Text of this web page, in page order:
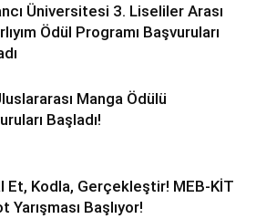
Üniversitesi 3. Liseliler Arası
Ödül Programı Başvuruları
Manga Ödülü
Başladı!
Et, Kodla, Gerçekleştir! MEB-KİT
Yarışması Başlıyor!